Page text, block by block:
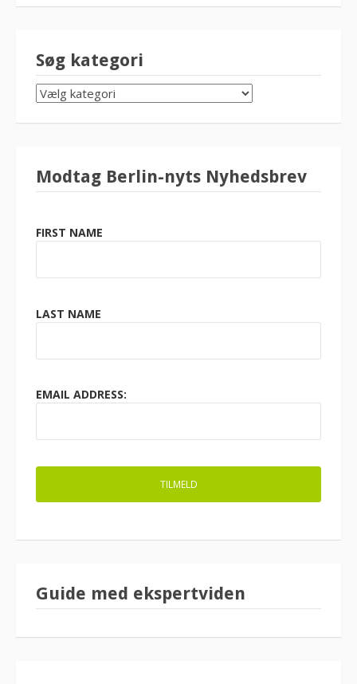
Søg kategori
SØG
KATEGORI
Modtag Berlin-nyts Nyhedsbrev
FIRST NAME
LAST NAME
EMAIL ADDRESS:
Guide med ekspertviden